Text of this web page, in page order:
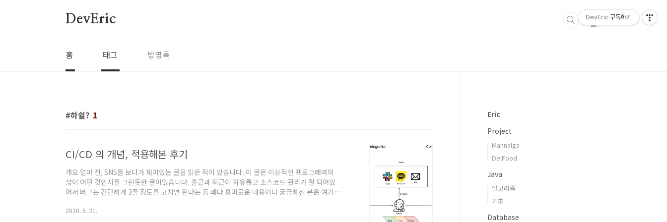
DevEric
홈 태그 방명록
하쉴? 1
CI/CD 의 개념, 적용해본 후기
개요 얼마 전, SNS를 보다가 재미있는 글을 읽은 적이 있습니다. 이 글은 이상적인 프로그래머의
삶이 어떤 것인지를 그린듯한 글이었습니다. 출근과 퇴근이 자유롭고 소스코드 관리가 잘 되어있
어서 버그는 간단하게 3줄 정도를 고치면 된다는 등 꽤나 흥미로운 내용이니 궁금하신 분은 여기서
CI/CD는 위에 있는 글에서 한마디로 정의하고 있습니다. 개발 - 빌드 - 테스트 - 배포까지의 전 과
2020. 6. 21.
Eric
Project
Mannalga
DelFood
Java
알고리즘
기초
Database
DevEric 구독하기